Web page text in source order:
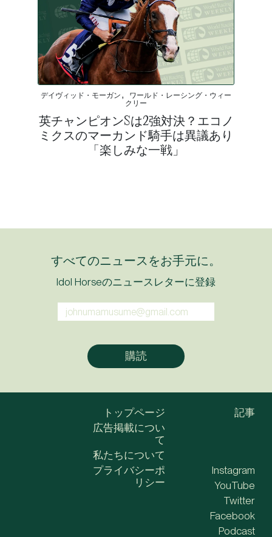
デイヴィッド・モーガン, ワールド・レーシング・ウィー
クリー
英チャンピオンSは2強対決？エコノ
ミクスのマーカンド騎手は異議あり
「楽しみな一戦」
すべてのニュースをお手元に。
Idol Horseのニュースレターに登録
トップページ
広告掲載につい
て
私たちについて
記事
プライバシーポ
リシー
Instagram
YouTube
Twitter
Facebook
Podcast